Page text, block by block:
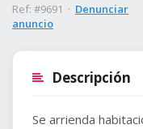
Ref: #9691 · Denunciar
anuncio
Descripción
Se arrienda